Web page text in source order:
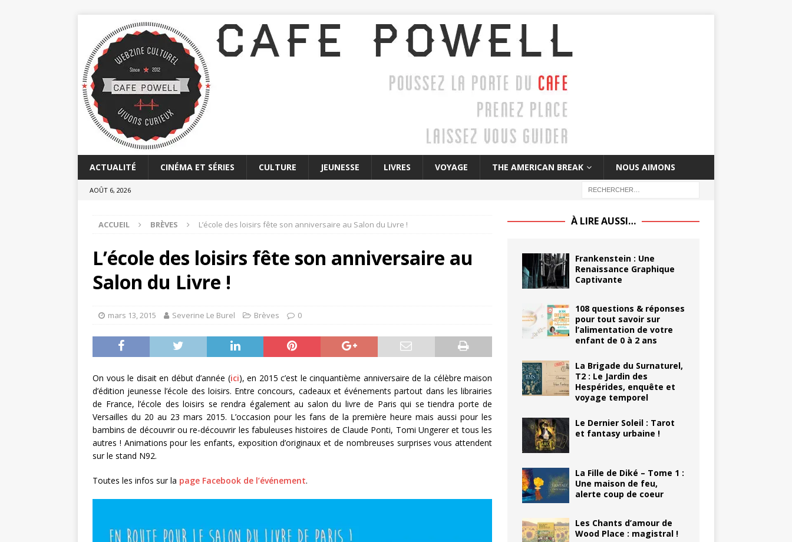
ACTUALITÉ CINÉMA ET SÉRIES CULTURE JEUNESSE LIVRES VOYAGE THE AMERICAN BREAK NOUS AIMONS
AOÛT 6, 2026
ACCUEIL BRÈVES L’école des loisirs fête son anniversaire au Salon du Livre !
L’école des loisirs fête son anniversaire au
Salon du Livre !
mars 13, 2015 Severine Le Burel Brèves 0
On vous le disait en début d’année (ici), en 2015 c’est le cinquantième anniversaire de la célèbre maison
d’édition jeunesse l’école des loisirs. Entre concours, cadeaux et événements partout dans les librairies
de France, l’école des loisirs se rendra également au salon du livre de Paris qui se tiendra porte de
Versailles du 20 au 23 mars 2015. L’occasion pour les fans de la première heure mais aussi pour les
bambins de découvrir ou re-découvrir les fabuleuses histoires de Claude Ponti, Tomi Ungerer et tous les
autres ! Animations pour les enfants, exposition d’originaux et de nombreuses surprises vous attendent
sur le stand N92.
Toutes les infos sur la page Facebook de l’événement.
À LIRE AUSSI…
Frankenstein : Une
Renaissance Graphique
Captivante
108 questions & réponses
pour tout savoir sur
l’alimentation de votre
enfant de 0 à 2 ans
La Brigade du Surnaturel,
T2 : Le Jardin des
Hespérides, enquête et
voyage temporel
Le Dernier Soleil : Tarot
et fantasy urbaine !
La Fille de Diké – Tome 1 :
Une maison de feu,
alerte coup de coeur
Les Chants d’amour de
Wood Place : magistral !